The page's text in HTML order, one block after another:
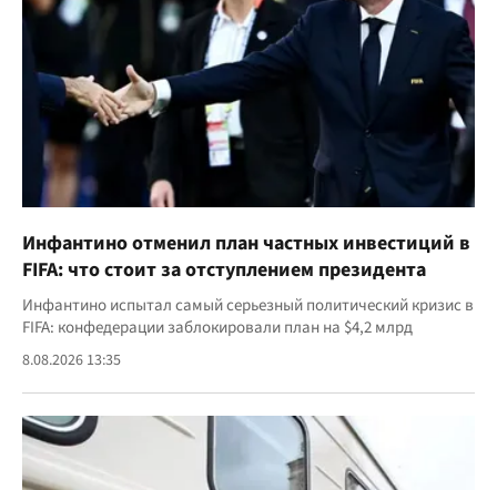
Инфантино отменил план частных инвестиций в
FIFA: что стоит за отступлением президента
Инфантино испытал самый серьезный политический кризис в
FIFA: конфедерации заблокировали план на $4,2 млрд
8.08.2026 13:35